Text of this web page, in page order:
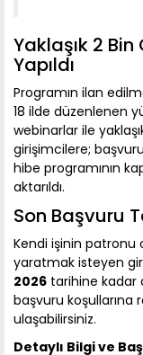
Yaklaşık 2
Yapıldı
Programın ilan
18 ilde düzenlenen
webinarlar ile
girişimcilere;
hibe programının
aktarıldı.
Son Başvuru
Kendi işinin
yaratmak isteyen
2026 tarihine kadar
başvuru
ulaşabilirsiniz.
Detaylı Bilgi ve